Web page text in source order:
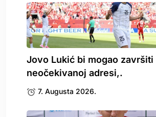
Jovo Lukić bi mogao završiti
neočekivanoj adresi,.
7. Augusta 2026.